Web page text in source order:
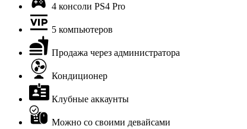
4 консоли PS4 Pro
5 компьютеров
Продажа через администратора
Кондиционер
Клубные аккаунты
Можно со своими девайсами